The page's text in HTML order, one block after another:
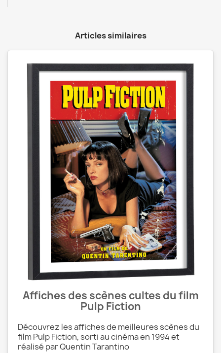
Articles similaires
Affiches des scènes cultes du film
Pulp Fiction
Découvrez les affiches de meilleures scènes du
film Pulp Fiction, sorti au cinéma en 1994 et
réalisé par Quentin Tarantino